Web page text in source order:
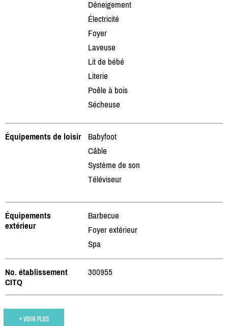
Déneigement
Électricité
Foyer
Laveuse
Lit de bébé
Literie
Poêle à bois
Sécheuse
Équipements de loisir
Babyfoot
Câble
Système de son
Téléviseur
Équipements
extérieur
Barbecue
Foyer extérieur
Spa
No. établissement
CITQ
300955
+ VOIR PLUS